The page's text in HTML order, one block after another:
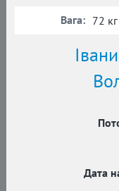
Дата
Вага: 72 кг